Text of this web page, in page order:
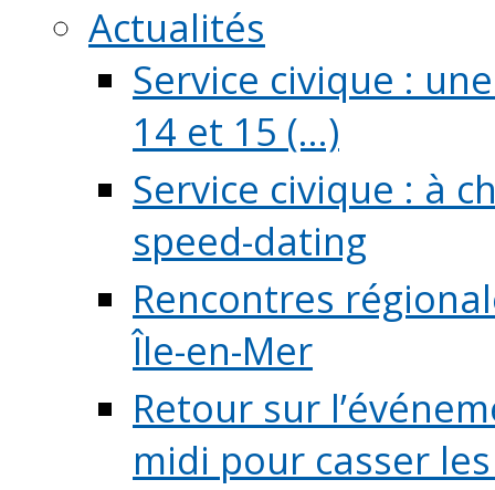
Actualités
Service civique :
14 et 15 (...)
Service civique : à
speed-dating
Rencontres
Île-en-Mer
Retour sur
midi pour casser les